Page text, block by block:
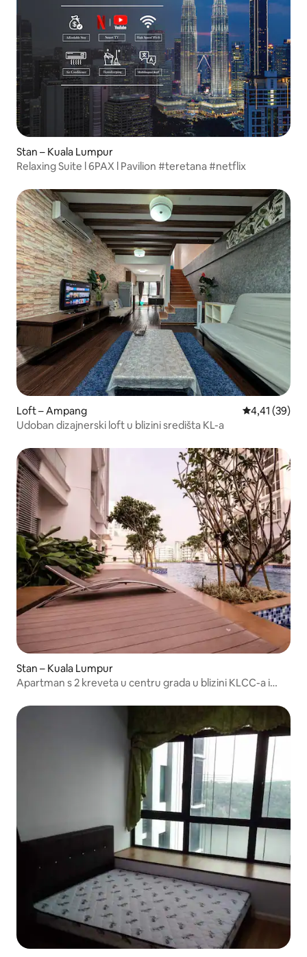
Stan – Kuala Lumpur
Relaxing Suite l 6PAX l Pavilion #teretana #netflix
Loft – Ampang Prosječna
4,41 (39)
Udoban dizajnerski loft u blizini središta KL-a
Stan – Kuala Lumpur
Apartman s 2 kreveta u centru grada u blizini KLCC-a i